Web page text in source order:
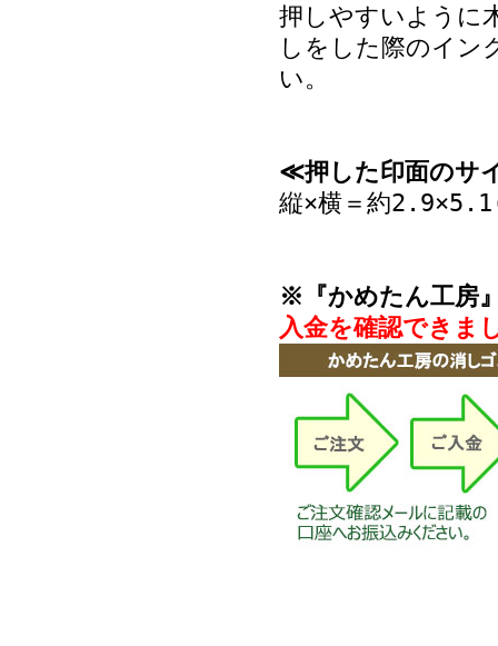
押しやすいように
しをした際のイン
い。
≪押した印面のサ
縦×横＝約
※『かめたん工房
入金を確認できま